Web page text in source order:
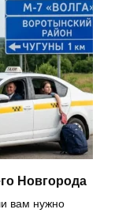
Новгорода
вам нужно